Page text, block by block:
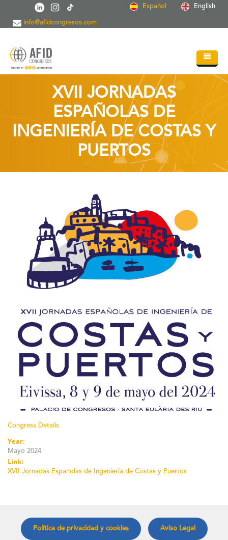
Pasar al contenido principal Español English
info@afidcongresos.com
Quiénes somos
Servicios
XVII JORNADAS
ESPAÑOLAS DE
INGENIERÍA DE COSTAS Y
PUERTOS
Congress Details
Year:
Mayo 2024
Link:
XVII Jornadas Españolas de Ingeniería de Costas y Puertos
Política de privacidad y cookies Aviso Legal